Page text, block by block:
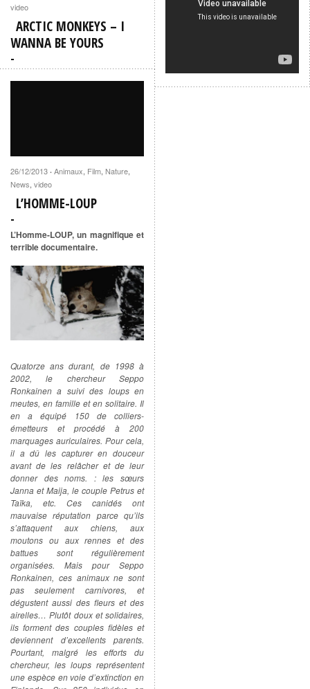
video
ARCTIC MONKEYS – I
WANNA BE YOURS
26/12/2013 · Animaux, Film, Nature,
News, video
L’HOMME-LOUP
L’Homme-LOUP, un magnifique et
terrible documentaire.
Quatorze ans durant, de 1998 à
2002, le chercheur Seppo
Ronkainen a suivi des loups en
meutes, en famille et en solitaire. Il
en a équipé 150 de colliers-
émetteurs et procédé à 200
marquages auriculaires. Pour cela,
il a dû les capturer en douceur
avant de les relâcher et de leur
donner des noms. : les sœurs
Janna et Maija, le couple Petrus et
Taïka, etc. Ces canidés ont
mauvaise réputation parce qu’ils
s’attaquent aux chiens, aux
moutons ou aux rennes et des
battues sont régulièrement
organisées. Mais pour Seppo
Ronkainen, ces animaux ne sont
pas seulement carnivores, et
dégustent aussi des fleurs et des
airelles… Plutôt doux et solidaires,
ils forment des couples fidèles et
deviennent d’excellents parents.
Pourtant, malgré les efforts du
chercheur, les loups représentent
une espèce en voie d’extinction en